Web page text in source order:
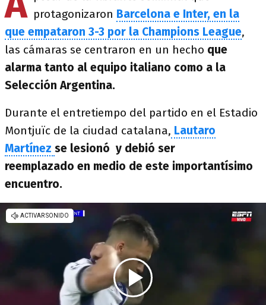
protagonizaron Barcelona e Inter, en la
que empataron 3-3 por la Champions League,
las cámaras se centraron en un hecho que
alarma tanto al equipo italiano como a la
Selección Argentina.
Durante el entretiempo del partido en el Estadio
Montjuïc de la ciudad catalana, Lautaro
Martínez se lesionó y debió ser
reemplazado en medio de este importantísimo
encuentro.